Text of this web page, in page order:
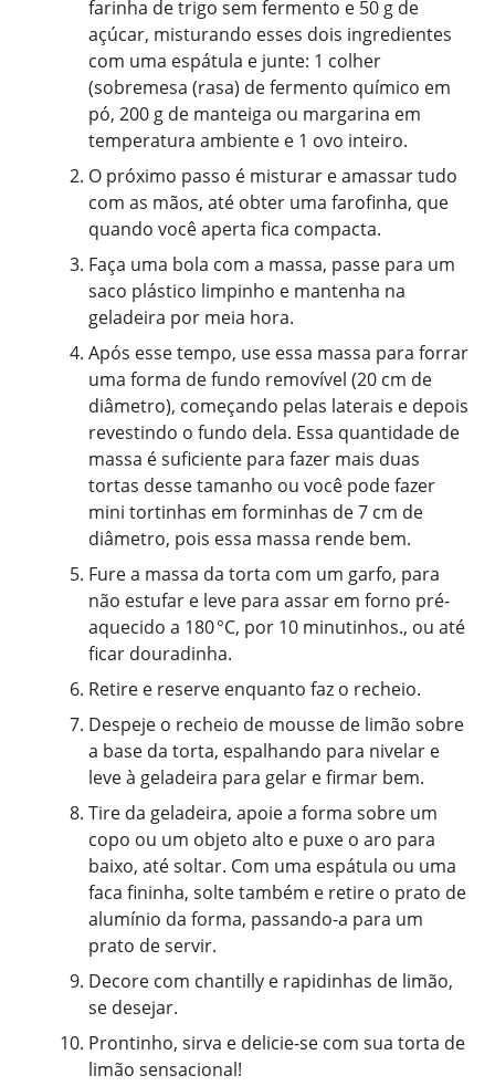
farinha de trigo sem fermento e 50 g de
açúcar, misturando esses dois ingredientes
com uma espátula e junte: 1 colher
(sobremesa (rasa) de fermento químico em
pó, 200 g de manteiga ou margarina em
temperatura ambiente e 1 ovo inteiro.
O próximo passo é misturar e amassar tudo
com as mãos, até obter uma farofinha, que
quando você aperta fica compacta.
Faça uma bola com a massa, passe para um
saco plástico limpinho e mantenha na
geladeira por meia hora.
Após esse tempo, use essa massa para forrar
uma forma de fundo removível (20 cm de
diâmetro), começando pelas laterais e depois
revestindo o fundo dela. Essa quantidade de
massa é suficiente para fazer mais duas
tortas desse tamanho ou você pode fazer
mini tortinhas em forminhas de 7 cm de
diâmetro, pois essa massa rende bem.
Fure a massa da torta com um garfo, para
não estufar e leve para assar em forno pré-
aquecido a 180 °C, por 10 minutinhos., ou até
ficar douradinha.
Retire e reserve enquanto faz o recheio.
Despeje o recheio de mousse de limão sobre
a base da torta, espalhando para nivelar e
leve à geladeira para gelar e firmar bem.
Tire da geladeira, apoie a forma sobre um
copo ou um objeto alto e puxe o aro para
baixo, até soltar. Com uma espátula ou uma
faca fininha, solte também e retire o prato de
alumínio da forma, passando-a para um
prato de servir.
Decore com chantilly e rapidinhas de limão,
se desejar.
Prontinho, sirva e delicie-se com sua torta de
limão sensacional!